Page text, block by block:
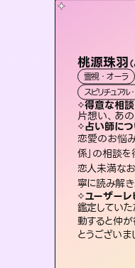
桃源珠羽（
霊視・オーラ
スピリチュアル
得意な相
片想い、あ
占い師に
恋愛のお悩
係」の相談
恋人未満な
寧に読み解
ユーザーレ
鑑定してい
動すると仲
とうございま
彗望（
霊視・
スピリチ
得意
片想い
占い
3,700
占術「
かう道
体的な
ユー
複雑な
いただ
た（50
恋
復
思
い
紐
安
さ
持
霊